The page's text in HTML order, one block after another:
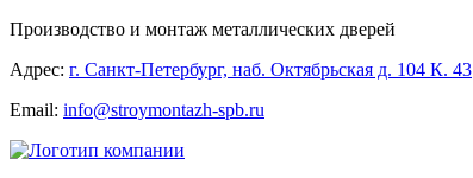
Производство и монтаж металлических дверей
Адрес: г. Санкт-Петербург, наб. Октябрьская д. 104 К. 43
Email: info@stroymontazh-spb.ru